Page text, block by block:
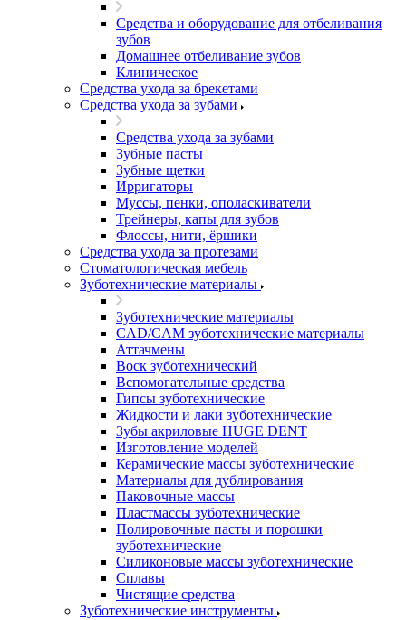
Средства и оборудование для отбеливания
зубов
Домашнее отбеливание зубов
Клиническое
Средства ухода за брекетами
Средства ухода за зубами
Средства ухода за зубами
Зубные пасты
Зубные щетки
Ирригаторы
Муссы, пенки, ополаскиватели
Трейнеры, капы для зубов
Флоссы, нити, ёршики
Средства ухода за протезами
Стоматологическая мебель
Зуботехнические материалы
Зуботехнические материалы
CAD/CAM зуботехнические материалы
Аттачмены
Воск зуботехнический
Вспомогательные средства
Гипсы зуботехнические
Жидкости и лаки зуботехнические
Зубы акриловые HUGE DENT
Изготовление моделей
Керамические массы зуботехнические
Материалы для дублирования
Паковочные массы
Пластмассы зуботехнические
Полировочные пасты и порошки
зуботехнические
Силиконовые массы зуботехнические
Сплавы
Чистящие средства
Зуботехнические инструменты